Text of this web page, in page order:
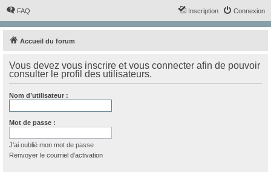
FAQ Connexion
Inscription
Accueil du forum
Vous devez vous inscrire et vous connecter afin de pouvoir
consulter le profil des utilisateurs.
Nom d’utilisateur :
Mot de passe :
J’ai oublié mon mot de passe
Renvoyer le courriel d’activation